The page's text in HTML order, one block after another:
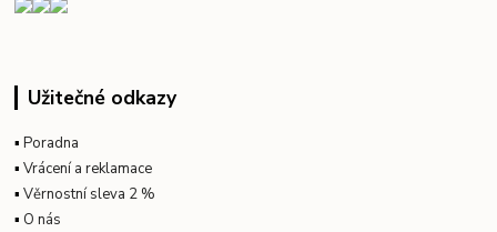
Užitečné odkazy
▪Poradna
▪Vrácení a reklamace
▪Věrnostní sleva 2 %
▪ O nás